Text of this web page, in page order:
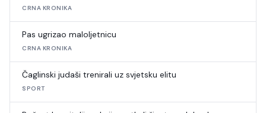
CRNA KRONIKA
Pas ugrizao maloljetnicu
CRNA KRONIKA
Čaglinski judaši trenirali uz svjetsku elitu
SPORT